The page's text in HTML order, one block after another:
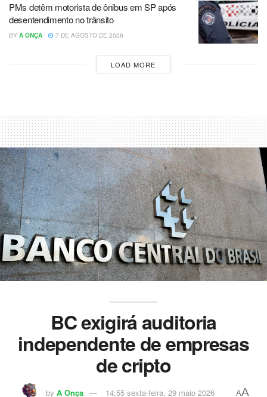
PMs detêm motorista de ônibus em SP após
desentendimento no trânsito
BY A ONÇA 7 DE AGOSTO DE 2026
LOAD MORE
BC exigirá auditoria
independente de empresas
de cripto
by A Onça 14:55 sexta-feira, 29 maio 2026 AA